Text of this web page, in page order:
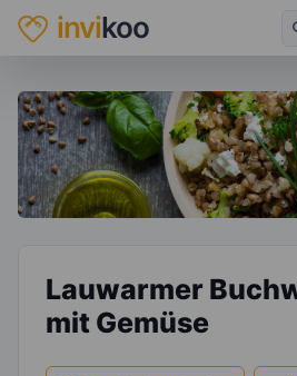
invikoo
Lauwarmer
mit Gemüse